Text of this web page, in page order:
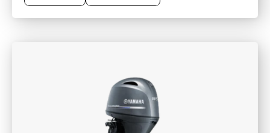
Contact
Brochure